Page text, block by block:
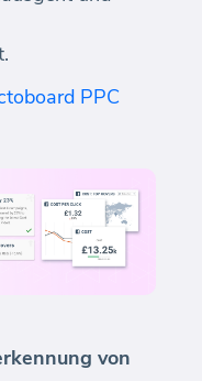
PPC
von